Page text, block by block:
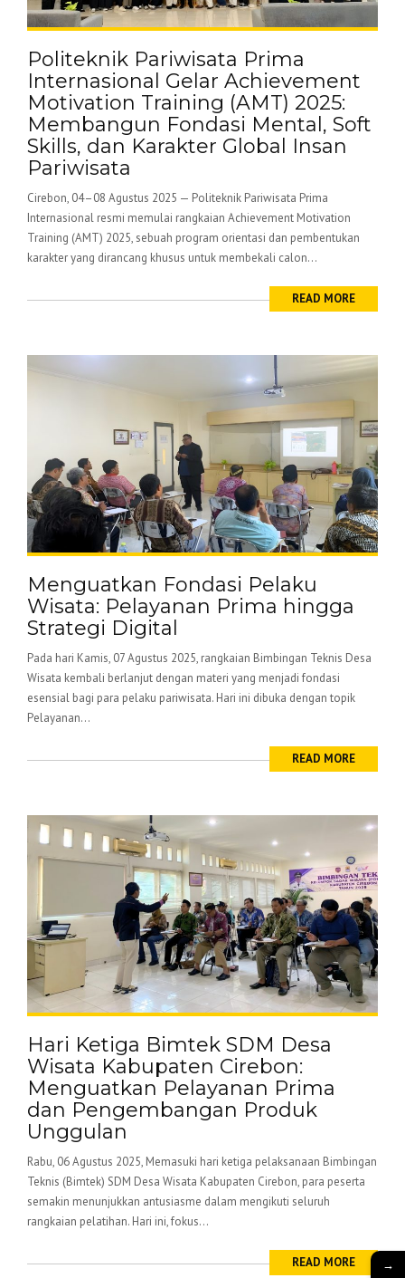
Politeknik Pariwisata Prima
Internasional Gelar Achievement
Motivation Training (AMT) 2025:
Membangun Fondasi Mental, Soft
Skills, dan Karakter Global Insan
Pariwisata
Cirebon, 04–08 Agustus 2025 — Politeknik Pariwisata Prima
Internasional resmi memulai rangkaian Achievement Motivation
Training (AMT) 2025, sebuah program orientasi dan pembentukan
karakter yang dirancang khusus untuk membekali calon...
READ MORE
Menguatkan Fondasi Pelaku
Wisata: Pelayanan Prima hingga
Strategi Digital
Pada hari Kamis, 07 Agustus 2025, rangkaian Bimbingan Teknis Desa
Wisata kembali berlanjut dengan materi yang menjadi fondasi
esensial bagi para pelaku pariwisata. Hari ini dibuka dengan topik
Pelayanan...
READ MORE
Hari Ketiga Bimtek SDM Desa
Wisata Kabupaten Cirebon:
Menguatkan Pelayanan Prima
dan Pengembangan Produk
Unggulan
Rabu, 06 Agustus 2025, Memasuki hari ketiga pelaksanaan Bimbingan
Teknis (Bimtek) SDM Desa Wisata Kabupaten Cirebon, para peserta
semakin menunjukkan antusiasme dalam mengikuti seluruh
rangkaian pelatihan. Hari ini, fokus...
READ MORE →